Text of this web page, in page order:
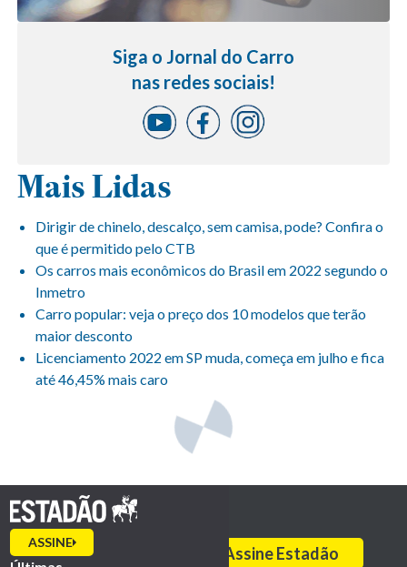
Siga o Jornal do Carro
nas redes sociais!
Mais Lidas
Dirigir de chinelo, descalço, sem camisa, pode? Confira o
que é permitido pelo CTB
Os carros mais econômicos do Brasil em 2022 segundo o
Inmetro
Carro popular: veja o preço dos 10 modelos que terão
maior desconto
Licenciamento 2022 em SP muda, começa em julho e fica
até 46,45% mais caro